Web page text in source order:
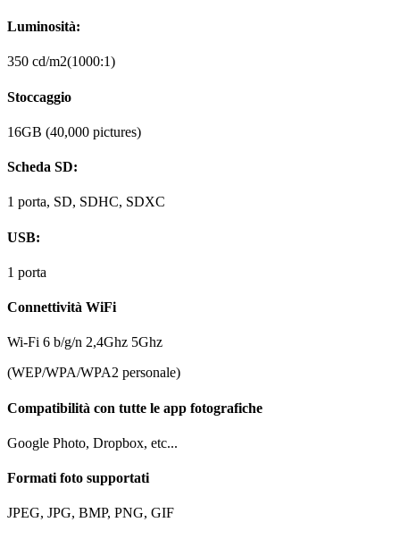
Luminosità:
350 cd/m2(1000:1)
Stoccaggio
16GB (40,000 pictures)
Scheda SD:
1 porta, SD, SDHC, SDXC
USB:
1 porta
Connettività WiFi
Wi-Fi 6 b/g/n 2,4Ghz 5Ghz
(WEP/WPA/WPA2 personale)
Compatibilità con tutte le app fotografiche
Google Photo, Dropbox, etc...
Formati foto supportati
JPEG, JPG, BMP, PNG, GIF